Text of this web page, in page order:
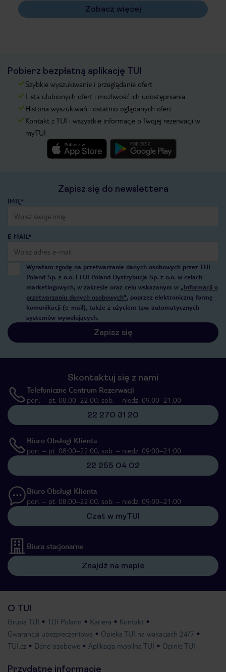
Zobacz więcej
Pobierz bezpłatną aplikację TUI
Szybkie wyszukiwanie i przeglądanie ofert
Lista ulubionych ofert i możliwość ich udostępniania
Historia wyszukiwań i ostatnio oglądanych ofert
Kontakt z TUI i wszystkie informacje o Twojej rezerwacji w
myTUI
Zapisz się do newslettera
IMIĘ*
E-MAIL*
Wyrażam zgodę na przetwarzanie danych osobowych przez TUI
Poland Sp. z o.o. i TUI Poland Dystrybucja Sp. z o.o. w celach
marketingowych, w zakresie oraz celu wskazanym w „Informacji o
przetwarzaniu danych osobowych”, poprzez elektroniczną formę
komunikacji (e-mail), także z użyciem tzw. automatycznych
systemów wywołujących.
Zapisz się
Skontaktuj się z nami
Telefoniczne Centrum Rezerwacji
pon. – pt. 08:00–22:00, sob. – niedz. 09:00–21:00
22 270 31 20
Biuro Obsługi Klienta
pon. – pt. 08:00–22:00, sob. – niedz. 09:00–21:00
22 255 04 02
Biuro Obsługi Klienta
pon. – pt. 08:00–22:00, sob. – niedz. 09:00–21:00
Czat w myTUI
Biura stacjonarne
Znajdź na mapie
O TUI
Grupa TUI TUI Poland Kariera
Kontakt
Gwarancja ubezpieczeniowa
Opieka TUI na wakacjach 24/7
TUI.cz
Dane osobowe Aplikacja mobilna TUI Opinie TUI
Przydatne informacje